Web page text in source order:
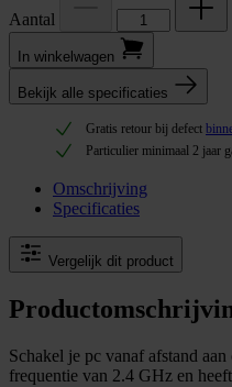
Aantal
In winkel­wagen
Bekijk alle specificaties
Gratis retour bij defect
Particulier minimaal 2 jaar
Omschrijving
Specificaties
Vergelijk dit product
Schakel je pc vanaf afstand
frequentie van 2.4 GHz en